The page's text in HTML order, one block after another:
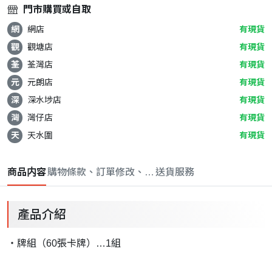
門市購買或自取
網 網店
有現貨
觀
觀塘店
有現貨
荃
荃灣店
有現貨
元
元朗店
有現貨
深
深水埗店
有現貨
灣
灣仔店
有現貨
天
天水圍 有現貨
商品内容購物條款、訂單修改、取消與退款政策
送貨服務
產品介紹
・牌組（60張卡牌）…1組